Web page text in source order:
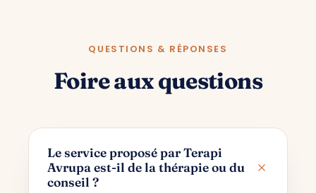
QUESTIONS & RÉPONSES
Foire aux questions
Le service proposé par Terapi
Avrupa est-il de la thérapie ou du
conseil ?